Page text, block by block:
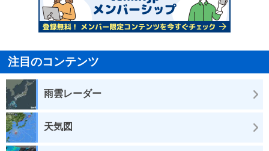
注目のコンテンツ
雨雲レーダー
天気図